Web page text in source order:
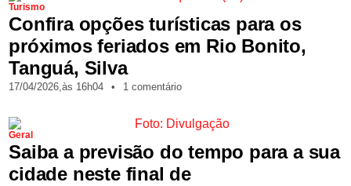
Turismo
Confira opções turísticas para os
próximos feriados em Rio Bonito,
Tanguá, Silva
17/04/2026,às 16h04 • 1 comentário
Geral
Saiba a previsão do tempo para a sua
cidade neste final de